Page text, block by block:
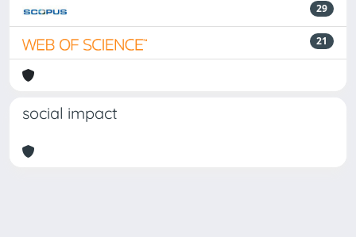
29
21
social impact